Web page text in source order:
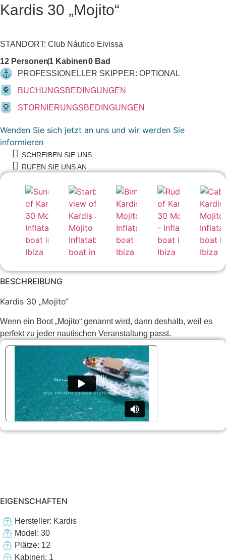
Kardis 30 „Mojito“
STANDORT: Club Náutico Eivissa
12 Personen1 Kabinen0 Bad
PROFESSIONELLER SKIPPER: OPTIONAL
BUCHUNGSBEDINGUNGEN
STORNIERUNGSBEDINGUNGEN
Wenden Sie sich jetzt an uns und wir werden Sie
informieren
SCHREIBEN SIE UNS
RUFEN SIE UNS AN
BESCHREIBUNG
Kardis 30 „Mojito“
Wenn ein Boot „Mojito“ genannt wird, dann deshalb, weil es
perfekt zu jeder nautischen Veranstaltung passt.
EIGENSCHAFTEN
Hersteller: Kardis
Model: 30
Plätze: 12
Kabinen: 1